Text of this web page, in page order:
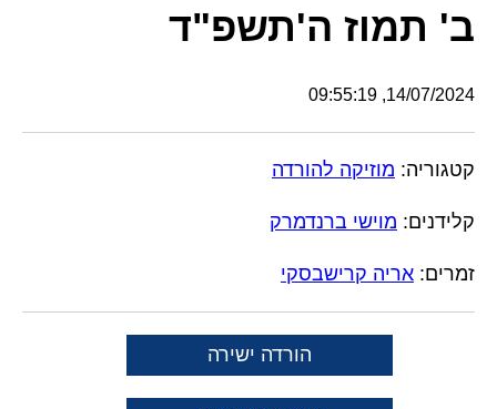
ב' תמוז ה'תשפ"ד
14/07/2024, 09:55:19
קטגוריה: מוזיקה להורדה
קלידנים: מוישי ברנדמרק
זמרים: אריה קרישבסקי
הורדה ישירה